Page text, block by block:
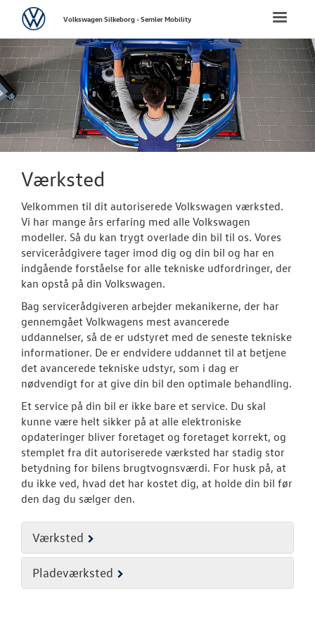
FORSIDE
NYE
NYE VAREBILER
VÆRKSTED
Bestil tid på
Koncepter og
Volkswagen
Service 5+ til
Service 5+
Toggle
VolkswagenVolkswagen Silkeborg - Semler Mobility
Værksted
Velkommen til dit autoriserede Volkswagen værksted.
Vi har mange års erfaring med alle Volkswagen
modeller. Så du kan trygt overlade din bil til os. Vores
servicerådgivere tager imod dig og din bil og har en
indgående forståelse for alle tekniske udfordringer, der
kan opstå på din Volkswagen.
Bag servicerådgiveren arbejder mekanikerne, der har
gennemgået Volkwagens mest avancerede
uddannelser, så de er udstyret med de seneste tekniske
informationer. De er endvidere uddannet til at betjene
det avancerede tekniske udstyr, som i dag er
nødvendigt for at give din bil den optimale behandling.
Et service på din bil er ikke bare et service. Du skal
kunne være helt sikker på at alle elektroniske
opdateringer bliver foretaget og foretaget korrekt, og
stemplet fra dit autoriserede værksted har stadig stor
betydning for bilens brugtvognsværdi. For husk på, at
du ikke ved, hvad det har kostet dig, at holde din bil før
den dag du sælger den.
Værksted
Pladeværksted